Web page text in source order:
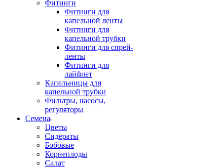
Фитинги
Фитинги для
капельной ленты
Фитинги для
капельной трубки
Фитинги для спрей-
ленты
Фитинги для
лайфлет
Капельницы для
капельной трубки
Фильтры, насосы,
регуляторы
Семена
Цветы
Сидераты
Бобовые
Корнеплоды
Салат